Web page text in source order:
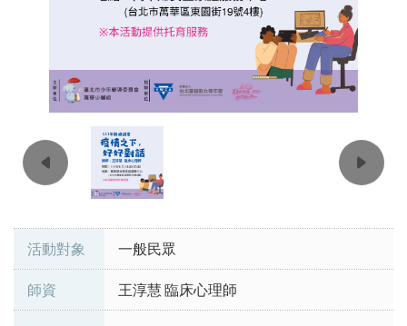
活動對象 一般民眾
師資 王淳慧 臨床心理師